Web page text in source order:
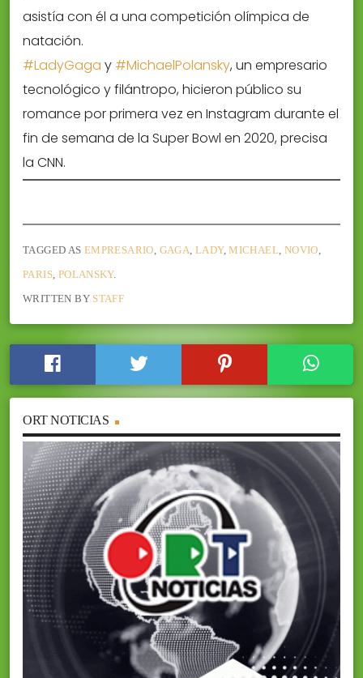
asistía con él a una competición olímpica de
natación.
#LadyGaga y #MichaelPolansky, un empresario
tecnológico y filántropo, hicieron público su
romance por primera vez en Instagram durante el
fin de semana de la Super Bowl en 2020, precisa
la CNN.
TAGGED AS EMPRESARIO GAGA LADY,MICHAEL NOVIO
PARIS, POLANSKY.
WRITTEN BY STAFF
ORT NOTICIAS